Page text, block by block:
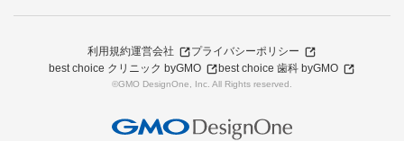
利用規約運営会社
プライバシーポリシー
best choice クリニック byGMO
best choice 歯科 byGMO
©GMO DesignOne, Inc. All Rights reserved.